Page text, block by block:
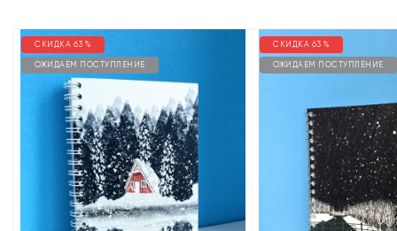
СКИДКА 63 %
ОЖИДАЕМ ПОСТУПЛЕНИЕ
СКИДКА 63 %
ОЖИДАЕМ ПОСТУПЛЕНИЕ